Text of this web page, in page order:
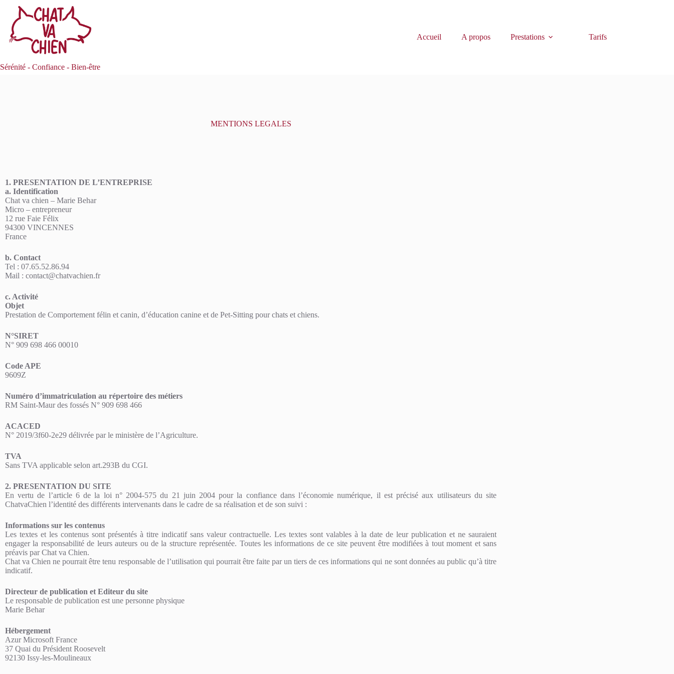
Sérénité - Confiance - Bien-être
Accueil A propos Prestations Tarifs
MENTIONS LEGALES
1. PRESENTATION DE L’ENTREPRISE
a. Identification
Chat va chien – Marie Behar
Micro – entrepreneur
12 rue Faie Félix
94300 VINCENNES
France
b. Contact
Tel : 07.65.52.86.94
Mail : contact@chatvachien.fr
c. Activité
Objet
Prestation de Comportement félin et canin, d’éducation canine et de Pet-Sitting pour chats et chiens.
N°SIRET
N° 909 698 466 00010
Code APE
9609Z
Numéro d’immatriculation au répertoire des métiers
RM Saint-Maur des fossés N° 909 698 466
ACACED
N° 2019/3f60-2e29 délivrée par le ministère de l’Agriculture.
TVA
Sans TVA applicable selon art.293B du CGI.
2. PRESENTATION DU SITE
En vertu de l’article 6 de la loi n° 2004-575 du 21 juin 2004 pour la confiance dans l’économie numérique, il est précisé aux utilisateurs du site
ChatvaChien l’identité des différents intervenants dans le cadre de sa réalisation et de son suivi :
Informations sur les contenus
Les textes et les contenus sont présentés à titre indicatif sans valeur contractuelle. Les textes sont valables à la date de leur publication et ne sauraient
engager la responsabilité de leurs auteurs ou de la structure représentée. Toutes les informations de ce site peuvent être modifiées à tout moment et sans
préavis par Chat va Chien.
Chat va Chien ne pourrait être tenu responsable de l’utilisation qui pourrait être faite par un tiers de ces informations qui ne sont données au public qu’à titre
indicatif.
Directeur de publication et Editeur du site
Le responsable de publication est une personne physique
Marie Behar
Hébergement
Azur Microsoft France
37 Quai du Président Roosevelt
92130 Issy-les-Moulineaux